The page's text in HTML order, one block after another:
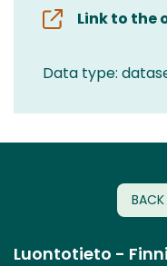
Link to
Data type:
Luontotieto -